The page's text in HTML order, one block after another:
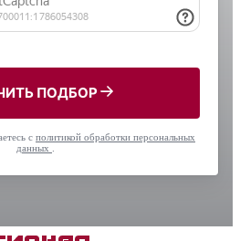
ПОДБОР
с политикой обработки персональных
данных